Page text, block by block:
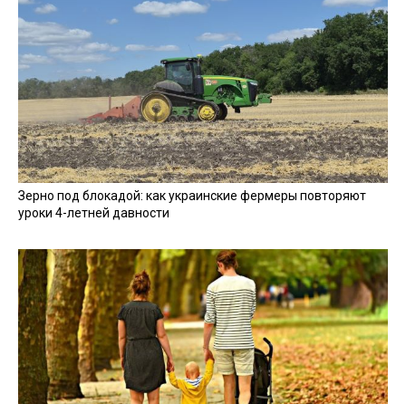
Зерно под блокадой: как украинские фермеры повторяют
уроки 4-летней давности